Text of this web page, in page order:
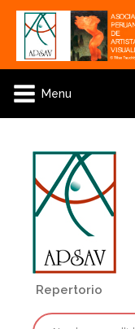
Menu
Repertorio